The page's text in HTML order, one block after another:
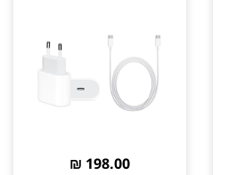
198.00 ₪